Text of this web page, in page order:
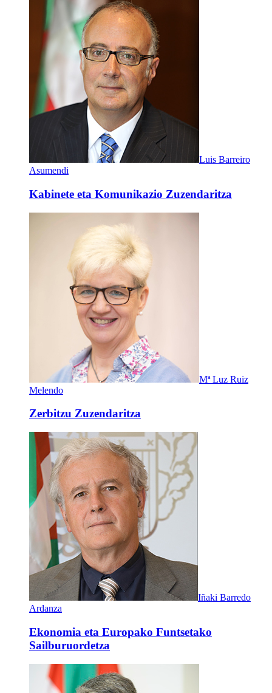
Luis Barreiro
Asumendi
Kabinete eta Komunikazio Zuzendaritza
Mª Luz Ruiz
Melendo
Zerbitzu Zuzendaritza
Iñaki Barredo
Ardanza
Ekonomia eta Europako Funtsetako
Sailburuordetza